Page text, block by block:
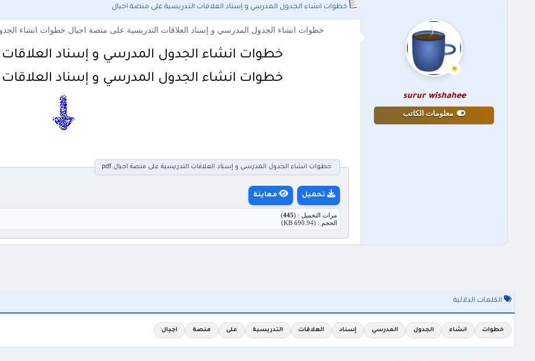
خطوات انشاء الجدول المدرسي و إسناد العلاقات التدريسية على منصة اجيال
surur wishahee
معلومات الكاتب
خطوات انشاء الجدول المدرسي و إسناد العلاقات التدريسية على منصة اجيال خطوات انشاء
خطوات انشاء الجدول المدرسي و إسناد
خطوات انشاء الجدول المدرسي و إسناد
خطوات انشاء الجدول المدرسي و إسناد العلاقات التدريسية على منصة اجيال.pdf
تحميل معاينة
مرات التحميل : (445
)
الحجم : (690.94 KB)
الكلمات الدلالية
خطوات انشاء الجدول المدرسي إسناد العلاقات التدريسية على منصة اجيال